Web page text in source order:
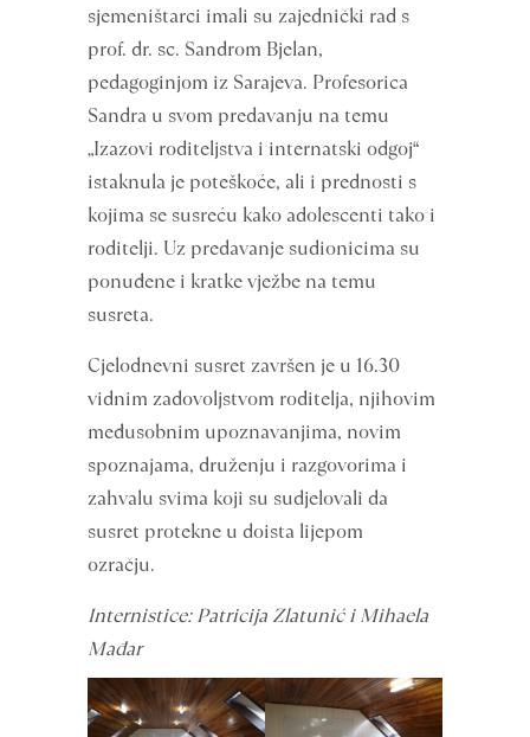
sjemeništarci imali su zajednički rad s
prof. dr. sc. Sandrom Bjelan,
pedagoginjom iz Sarajeva. Profesorica
Sandra u svom predavanju na temu
„Izazovi roditeljstva i internatski odgoj“
istaknula je poteškoće, ali i prednosti s
kojima se susreću kako adolescenti tako i
roditelji. Uz predavanje sudionicima su
ponuđene i kratke vježbe na temu
susreta.
Cjelodnevni susret završen je u 16.30
vidnim zadovoljstvom roditelja, njihovim
međusobnim upoznavanjima, novim
spoznajama, druženju i razgovorima i
zahvalu svima koji su sudjelovali da
susret protekne u doista lijepom
ozračju.
Internistice: Patricija Zlatunić i Mihaela
Mađar